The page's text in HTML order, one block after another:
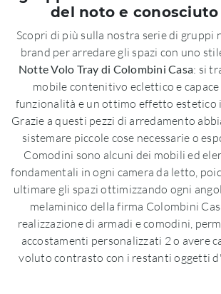
del noto e
Scopri di più sulla nostra serie di gruppi
brand per arredare gli spazi con uno
Notte Volo Tray di Colombini Casa: si
mobile contenitivo eclettico e
funzionalità e un ottimo effetto estetico
Grazie a questi pezzi di arredamento
sistemare piccole cose necessarie o
Comodini sono alcuni dei mobili ed
fondamentali in ogni camera da letto,
ultimare gli spazi ottimizzando ogni
melaminico della firma Colombini
realizzazione di armadi e comodini,
accostamenti personalizzati 2 o avere
voluto contrasto con i restanti oggetti